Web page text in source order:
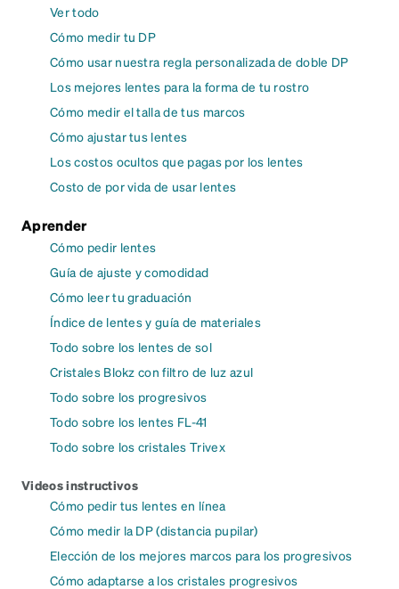
Ver todo
Cómo medir tu DP
Cómo usar nuestra regla personalizada de doble DP
Los mejores lentes para la forma de tu rostro
Cómo medir el talla de tus marcos
Cómo ajustar tus lentes
Los costos ocultos que pagas por los lentes
Costo de por vida de usar lentes
Aprender
Cómo pedir lentes
Guía de ajuste y comodidad
Cómo leer tu graduación
Índice de lentes y guía de materiales
Todo sobre los lentes de sol
Cristales Blokz con filtro de luz azul
Todo sobre los progresivos
Todo sobre los lentes FL-41
Todo sobre los cristales Trivex
Videos instructivos
Cómo pedir tus lentes en línea
Cómo medir la DP (distancia pupilar)
Elección de los mejores marcos para los progresivos
Cómo adaptarse a los cristales progresivos